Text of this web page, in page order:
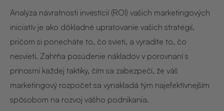
Analýza návratnosti investícií (ROI) vašich marketingových
iniciatív je ako dôkladné upratovanie vašich stratégií,
pričom si ponecháte to, čo svieti, a vyradíte to, čo
nesvieti. Zahŕňa posúdenie nákladov v porovnaní s
prínosmi každej taktiky, čím sa zabezpečí, že váš
marketingový rozpočet sa vynakladá tým najefektívnejším
spôsobom na rozvoj vášho podnikania.